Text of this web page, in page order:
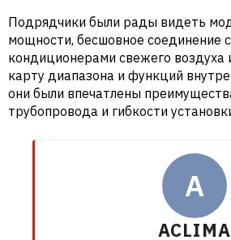
Подрядчики были рады видеть
мощности, бесшовное соединение
кондиционерами свежего
карту диапазона и функций
они были впечатлены
трубопровода и гибкости
A
ACLIMA